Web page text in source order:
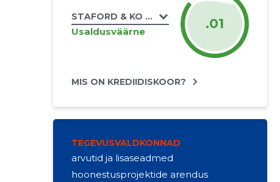
STAFORD & KO OÜ
Usaldusväärne .01
MIS ON KREDIIDISKOOR?
TEGEVUSVALDKONNAD
arvutid ja lisaseadmed
hoonestusprojektide arendus